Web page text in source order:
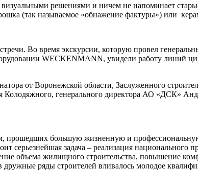
решениями и ничем не напоминает
(так называемое «обнажение фактуры») или
Во время экскурсии, которую провел
WECKENMANN, увидели работу линий
от Воронежской области, Заслуженного
генерального директора АО «ДСК»
большую жизненную и
серьезнейшая задача – реализация национального
объема жилищного строительства, повышение
дружные ряды строителей вливалось молодое